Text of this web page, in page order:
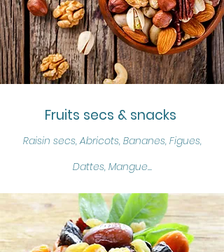
Fruits secs & snacks
Raisin secs, Abricots, Bananes, Figues,
Dattes, Mangue...